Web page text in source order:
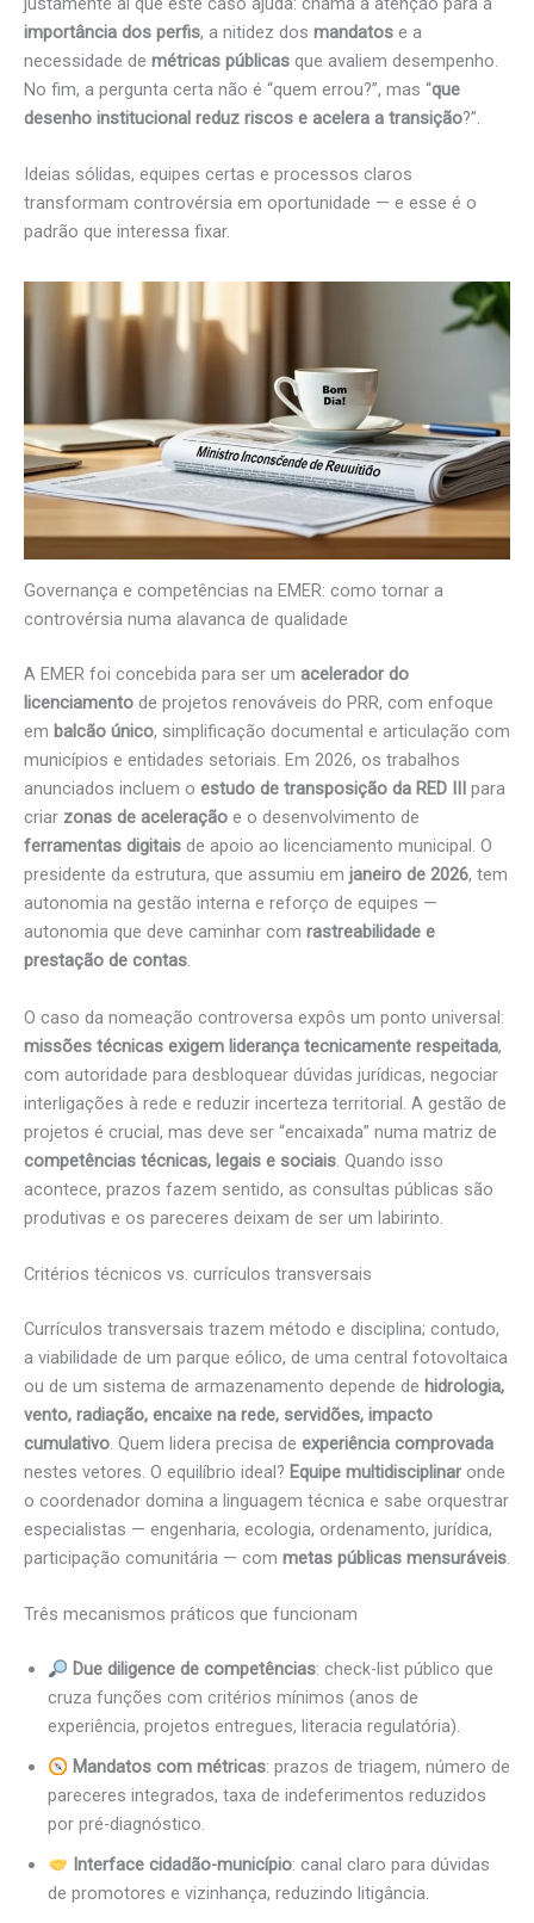
importância dos perfis, a nitidez dos mandatos e a
necessidade de métricas públicas que avaliem desempenho.
No fim, a pergunta certa não é “quem errou?”, mas “que
desenho institucional reduz riscos e acelera a transição?”.
Ideias sólidas, equipes certas e processos claros
transformam controvérsia em oportunidade — e esse é o
padrão que interessa fixar.
Governança e competências na EMER: como tornar a
controvérsia numa alavanca de qualidade
A EMER foi concebida para ser um acelerador do
licenciamento de projetos renováveis do PRR, com enfoque
em balcão único, simplificação documental e articulação com
municípios e entidades setoriais. Em 2026, os trabalhos
anunciados incluem o estudo de transposição da RED III para
criar zonas de aceleração e o desenvolvimento de
ferramentas digitais de apoio ao licenciamento municipal. O
presidente da estrutura, que assumiu em janeiro de 2026, tem
autonomia na gestão interna e reforço de equipes —
autonomia que deve caminhar com rastreabilidade e
prestação de contas.
O caso da nomeação controversa expôs um ponto universal:
missões técnicas exigem liderança tecnicamente respeitada,
com autoridade para desbloquear dúvidas jurídicas, negociar
interligações à rede e reduzir incerteza territorial. A gestão de
projetos é crucial, mas deve ser “encaixada” numa matriz de
competências técnicas, legais e sociais. Quando isso
acontece, prazos fazem sentido, as consultas públicas são
produtivas e os pareceres deixam de ser um labirinto.
Critérios técnicos vs. currículos transversais
Currículos transversais trazem método e disciplina; contudo,
a viabilidade de um parque eólico, de uma central fotovoltaica
ou de um sistema de armazenamento depende de hidrologia,
vento, radiação, encaixe na rede, servidões, impacto
cumulativo. Quem lidera precisa de experiência comprovada
nestes vetores. O equilíbrio ideal? Equipe multidisciplinar onde
o coordenador domina a linguagem técnica e sabe orquestrar
especialistas — engenharia, ecologia, ordenamento, jurídica,
participação comunitária — com metas públicas mensuráveis.
Três mecanismos práticos que funcionam
Due diligence de competências: check-list público que
cruza funções com critérios mínimos (anos de
experiência, projetos entregues, literacia regulatória).
Mandatos com métricas: prazos de triagem, número de
pareceres integrados, taxa de indeferimentos reduzidos
por pré-diagnóstico.
Interface cidadão-município: canal claro para dúvidas
de promotores e vizinhança, reduzindo litigância.